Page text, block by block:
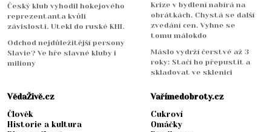
Český klub vyhodil hokejového
reprezentanta kvůli
závislosti. Utekl do ruské KHL
Odchod nejdůležitější persony
Slavie? Ve hře slavné kluby i
miliony
Krize v bydlení nabírá na
obrátkách. Chystá se další
zvedání cen. Vyhne se
tomu málokdo
Máslo vydrží čerstvé až 3
roky: Stačí ho přepustit a
skladovat ve sklenici
VědaŽivě.cz
Člověk
Historie a kultura
Vařímedobroty.cz
Cukroví
Omáčky